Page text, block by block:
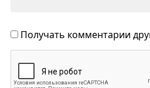
Получать комментарии